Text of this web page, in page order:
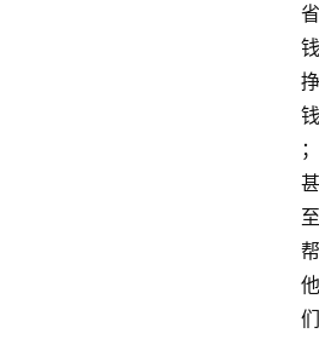
省
钱
挣
钱
；
甚
至
帮
他
们